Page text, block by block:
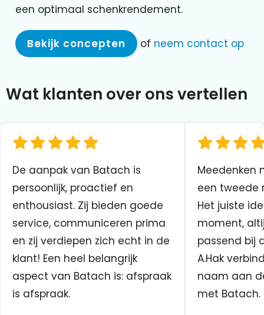
een optimaal schenkrendement.
Bekijk concepten of neem contact op
Wat klanten over ons vertellen
De aanpak van Batach is
persoonlijk, proactief en
enthousiast. Zij bieden goede
service, communiceren prima
en zij verdiepen zich echt in de
klant! Een heel belangrijk
aspect van Batach is: afspraak
is afspraak.
Meedenken
een tweede
Het juiste
moment,
passend bij
A.Hak
naam aan
met Batach.